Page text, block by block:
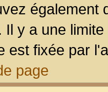
également
Il y a une
est fixée par
page